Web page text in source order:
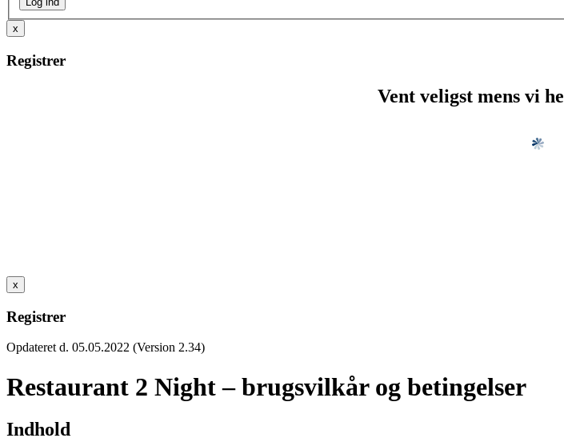
x
Registrer
Vent veligst mens vi
x
Registrer
Opdateret d. 05.05.2022 (Version 2.34)
Restaurant 2 Night – brugsvilkår og betingelser
Indhold